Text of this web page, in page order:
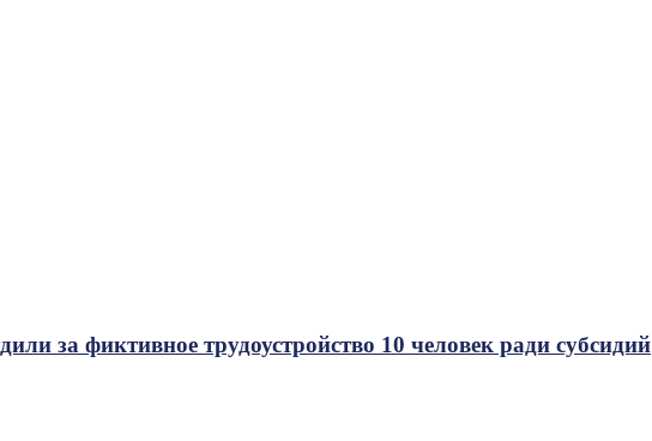
за фиктивное трудоустройство 10 человек ради субсидий